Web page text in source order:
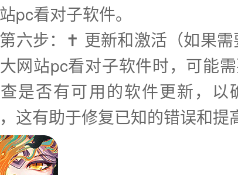
pc看对子软件。
六步：✝️ 更新和激活（如果
网站pc看对子软件时，可能需
是否有可用的软件更新，以
这有助于修复已知的错误和提